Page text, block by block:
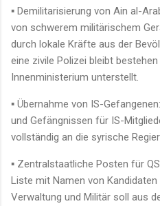
▪ Demilitarisierung von Ain al-
von schwerem militärischem
durch lokale Kräfte aus der
eine zivile Polizei bleibt
Innenministerium unterstellt.
▪ Übernahme von IS-
und Gefängnissen für IS-
vollständig an die syrische
▪ Zentralstaatliche Posten für
Liste mit Namen von
Verwaltung und Militär soll aus